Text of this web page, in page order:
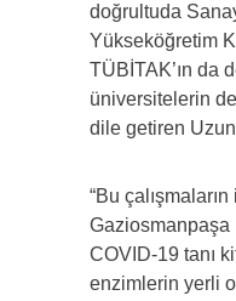
doğrultuda
Yükseköğretim
TÜBİTAK’ın da
üniversitelerin
dile getiren
“Bu
COVID-19 tanı
enzimlerin yerli